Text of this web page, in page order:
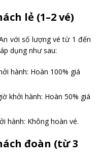
lẻ (1–2 vé)
với số lượng vé từ 1 đến
dụng như sau:
hành: Hoàn 100% giá
khởi hành: Hoàn 50% giá
hành: Không hoàn vé.
đoàn (từ 3